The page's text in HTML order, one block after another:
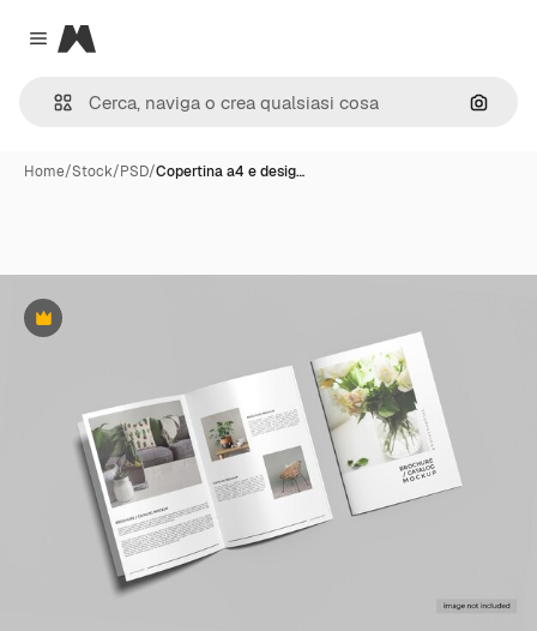
Close menu
Magnific
Cerca
Home/Stock/PSD/Copertina a4 e desig…
Premium